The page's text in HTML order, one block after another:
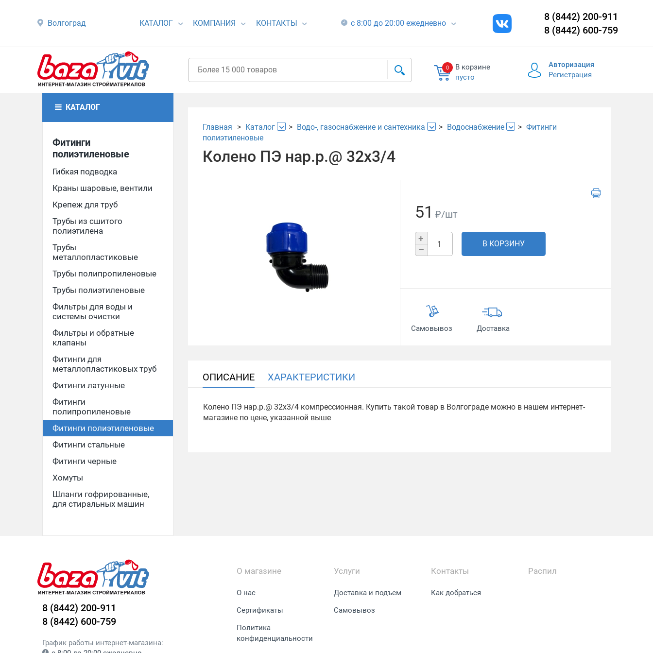
Волгоград КАТАЛОГ КОМПАНИЯ КОНТАКТЫ с 8:00 до 20:00 ежедневно
8 (8442) 200-911
8 (8442) 600-759
0
В корзине
пусто
Авторизация
Регистрация
КАТАЛОГ
Фитинги
полиэтиленовые
Гибкая подводка
Краны шаровые, вентили
Крепеж для труб
Трубы из сшитого
полиэтилена
Трубы
металлопластиковые
Трубы полипропиленовые
Трубы полиэтиленовые
Фильтры для воды и
системы очистки
Фильтры и обратные
клапаны
Фитинги для
металлопластиковых труб
Фитинги латунные
Фитинги
полипропиленовые
Фитинги полиэтиленовые
Фитинги стальные
Фитинги черные
Хомуты
Шланги гофрированные,
для стиральных машин
Главная Каталог Водо-, газоснабжение и сантехника Водоснабжение
Фитинги
полиэтиленовые
Колено ПЭ нар.р.@ 32х3/4
51 ₽/шт
+
–
В КОРЗИНУ
Самовывоз Доставка
ОПИСАНИЕ ХАРАКТЕРИСТИКИ
Колено ПЭ нар.р.@ 32х3/4 компрессионная. Купить такой товар в Волгограде можно в нашем интернет-
магазине по цене, указанной выше
8 (8442) 200-911
8 (8442) 600-759
График работы интернет-магазина:
О магазине
О нас
Сертификаты
Политика
конфиденциальности
Услуги
Доставка и подъем
Самовывоз
Контакты
Как добраться
Распил